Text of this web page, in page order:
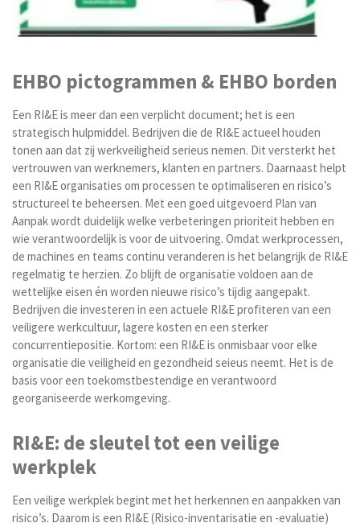
EHBO pictogrammen & EHBO borden
Een RI&E is meer dan een verplicht document; het is een
strategisch hulpmiddel. Bedrijven die de RI&E actueel houden
tonen aan dat zij werkveiligheid serieus nemen. Dit versterkt het
vertrouwen van werknemers, klanten en partners. Daarnaast helpt
een RI&E organisaties om processen te optimaliseren en risico’s
structureel te beheersen. Met een goed uitgevoerd Plan van
Aanpak wordt duidelijk welke verbeteringen prioriteit hebben en
wie verantwoordelijk is voor de uitvoering. Omdat werkprocessen,
de machines en teams continu veranderen is het belangrijk de RI&E
regelmatig te herzien. Zo blijft de organisatie voldoen aan de
wettelijke eisen én worden nieuwe risico’s tijdig aangepakt.
Bedrijven die investeren in een actuele RI&E profiteren van een
veiligere werkcultuur, lagere kosten en een sterker
concurrentiepositie. Kortom: een RI&E is onmisbaar voor elke
organisatie die veiligheid en gezondheid seieus neemt. Het is de
basis voor een toekomstbestendige en verantwoord
georganiseerde werkomgeving.
RI&E: de sleutel tot een veilige
werkplek
Een veilige werkplek begint met het herkennen en aanpakken van
risico’s. Daarom is een RI&E (Risico-inventarisatie en -evaluatie)